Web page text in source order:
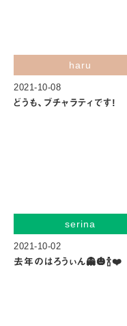
haru
2021-10-08
どうも、ブチャラティです!
serina
2021-10-02
去年のはろうぃん👻🎃🍾❤️